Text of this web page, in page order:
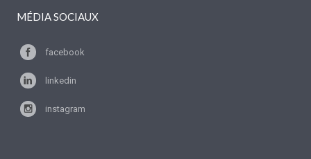
MÉDIA SOCIAUX
facebook
linkedin
instagram